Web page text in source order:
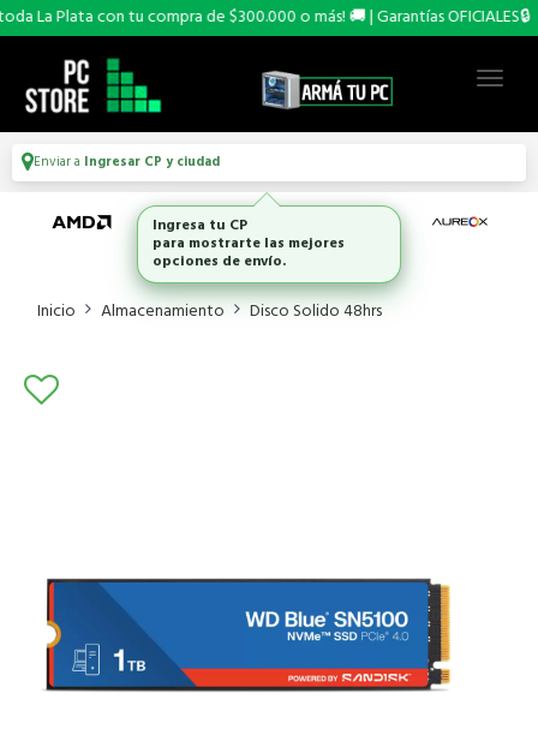
La Plata con tu compra de $300.000 o más! 🚚 | Garantías OFICIALES🔒
Enviar a Ingresar CP y ciudad
Inicio Almacenamiento Disco Solido 48hrs
Ingresa tu CP
para mostrarte las mejores
opciones de envío.